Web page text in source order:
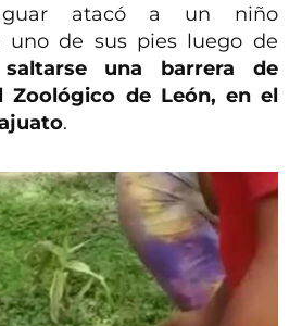
atacó a un niño
uno de sus pies luego de
saltarse una barrera de
Zoológico de León, en el
.